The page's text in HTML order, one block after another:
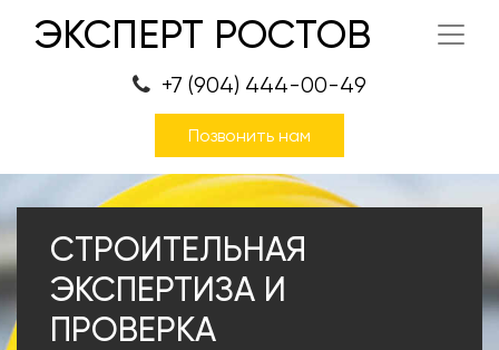
ЭКСПЕРТ РОСТОВ
+7 (904) 444-00-49
Позвонить нам
СТРОИТЕЛЬНАЯ
ЭКСПЕРТИЗА И
ПРОВЕРКА